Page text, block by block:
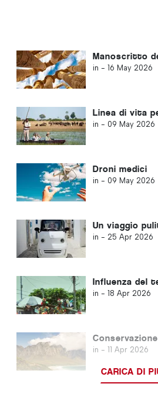
Manoscritto
in - 16 May 2026
Linea di vita
in - 09 May 2026
Droni medici
in - 09 May 2026
Un viaggio
in - 25 Apr 2026
Influenza del
in - 18 Apr 2026
in - 11 Apr 2026
CARICA DI